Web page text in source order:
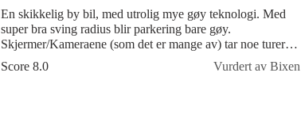
En skikkelig by bil, med utrolig mye gøy teknologi. Med
super bra sving radius blir parkering bare gøy.
Skjermer/Kameraene (som det er mange av) tar noe turer
før man blir vant til å bruke.
Score 8.0 Vurdert av Bixen